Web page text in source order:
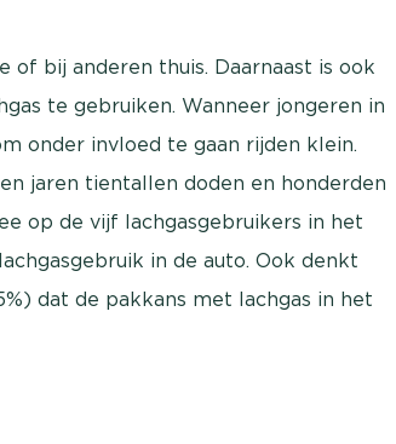
bij anderen thuis. Daarnaast is ook
te gebruiken. Wanneer jongeren in
onder invloed te gaan rijden klein.
jaren tientallen doden en honderden
op de vijf lachgasgebruikers in het
in de auto. Ook denkt
dat de pakkans met lachgas in het